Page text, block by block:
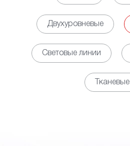
Двухуровневые
Световые линии
Тканевые